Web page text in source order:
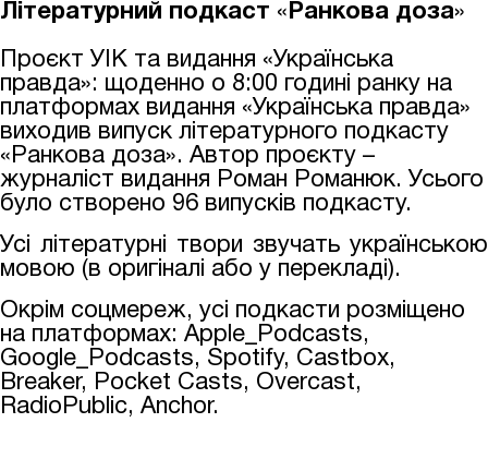
Літературний подкаст « Ранкова доза»
Проєкт УІК та видання «Українська
правда»: щоденно о 8:00 годині ранку на
платформах видання «Українська правда»
виходив випуск літературного подкасту
«Ранкова доза». Автор проєкту –
журналіст видання Роман Романюк. Усього
було створено 96 випусків подкасту.
Усі літературні твори звучать українською
мовою (в оригіналі або у перекладі).
Окрім соцмереж, усі подкасти розміщено
на платформах: Apple_Podcasts,
Google_Podcasts, Spotify, Castbox,
Breaker, Pocket Casts, Overcast,
RadioPublic, Anchor.